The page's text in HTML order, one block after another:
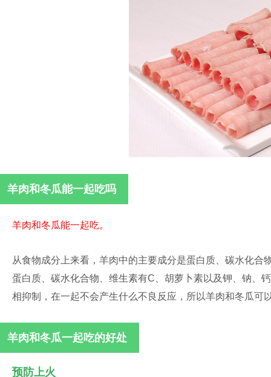
羊肉和冬瓜能一起吃吗
羊肉和冬瓜能一起吃。
从食物成分上来看，羊肉中的主要成分是蛋白质、碳水化
蛋白质、碳水化合物、维生素有C、胡萝卜素以及钾、钠、
相抑制，在一起不会产生什么不良反应，所以羊肉和冬瓜可
羊肉和冬瓜一起吃的好处
预防上火